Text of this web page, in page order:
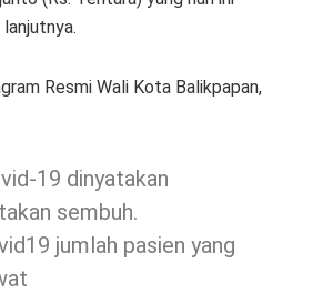
Resmi Wali Kota Balikpapan,
19 dinyatakan
sembuh.
jumlah pasien yang